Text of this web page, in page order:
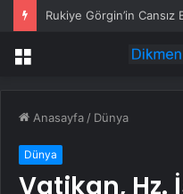
Rukiye Görgin’in
Menü
Anasayfa / Dünya
Dünya
Vatikan, Hz.